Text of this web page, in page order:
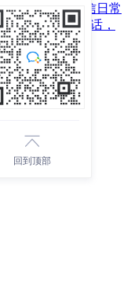
何做推送？微信日常
；如果可以的话，
回到顶部